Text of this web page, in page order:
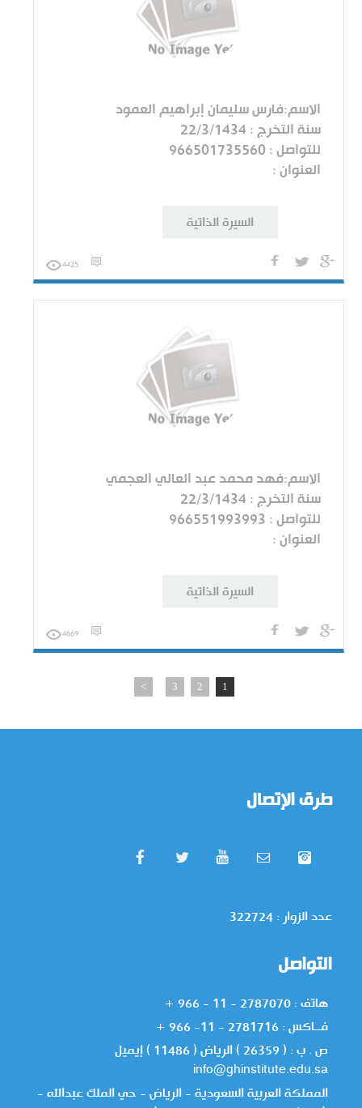
الاسم:فارس سليمان إبراهيم العمود
سنة التخرج : 22/3/1434
للتواصل : 966501735560
العنوان :
السيرة الذاتية
4425
الاسم:فهد محمد عبد العالي العجمي
سنة التخرج : 22/3/1434
للتواصل : 966551993993
العنوان :
السيرة الذاتية
4669
1
2
3
>
طرق الإتصال
عدد الزوار : 322724
التواصل
هاتف : 2787070 - 11 - 966 +
فــاكس : 2781716 - 11- 966 +
ص . ب : ( 26359 ) الرياض ( 11486 ) إيميل
info@ghinstitute.edu.sa
المملكة العربية السعودية - الرياض - حي الملك عبدالله -